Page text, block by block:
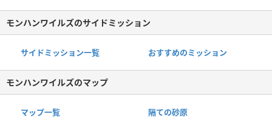
モンハンワイルズのサイドミッション
サイドミッション一覧 おすすめのミッション
モンハンワイルズのマップ
マップ一覧 隔ての砂原